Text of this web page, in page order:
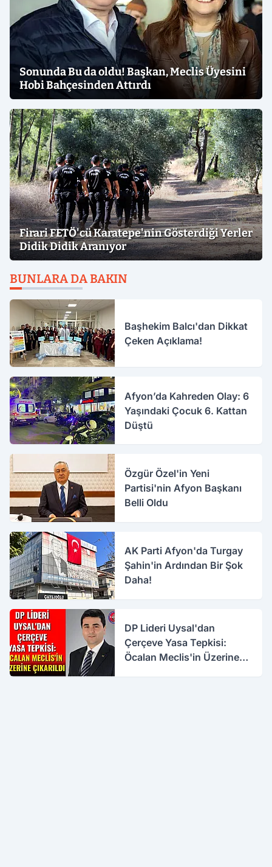
Sonunda Bu da oldu! Başkan, Meclis Üyesini
Hobi Bahçesinden Attırdı
Firari FETÖ'cü Karatepe'nin Gösterdiği Yerler
Didik Didik Aranıyor
BUNLARA DA BAKIN
Başhekim Balcı'dan Dikkat
Çeken Açıklama!
Afyon’da Kahreden Olay: 6
Yaşındaki Çocuk 6. Kattan
Düştü
Özgür Özel'in Yeni
Partisi'nin Afyon Başkanı
Belli Oldu
AK Parti Afyon'da Turgay
Şahin'in Ardından Bir Şok
Daha!
DP Lideri Uysal'dan
Çerçeve Yasa Tepkisi:
Öcalan Meclis'in Üzerine